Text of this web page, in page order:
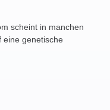
scheint in manchen
eine genetische